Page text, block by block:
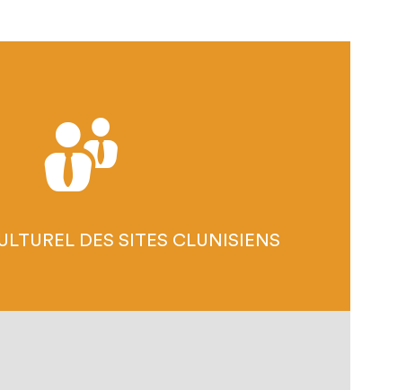
DES SITES CLUNISIENS
CLUNISIEN, C'EST QUOI ?
S'ENGAGENT